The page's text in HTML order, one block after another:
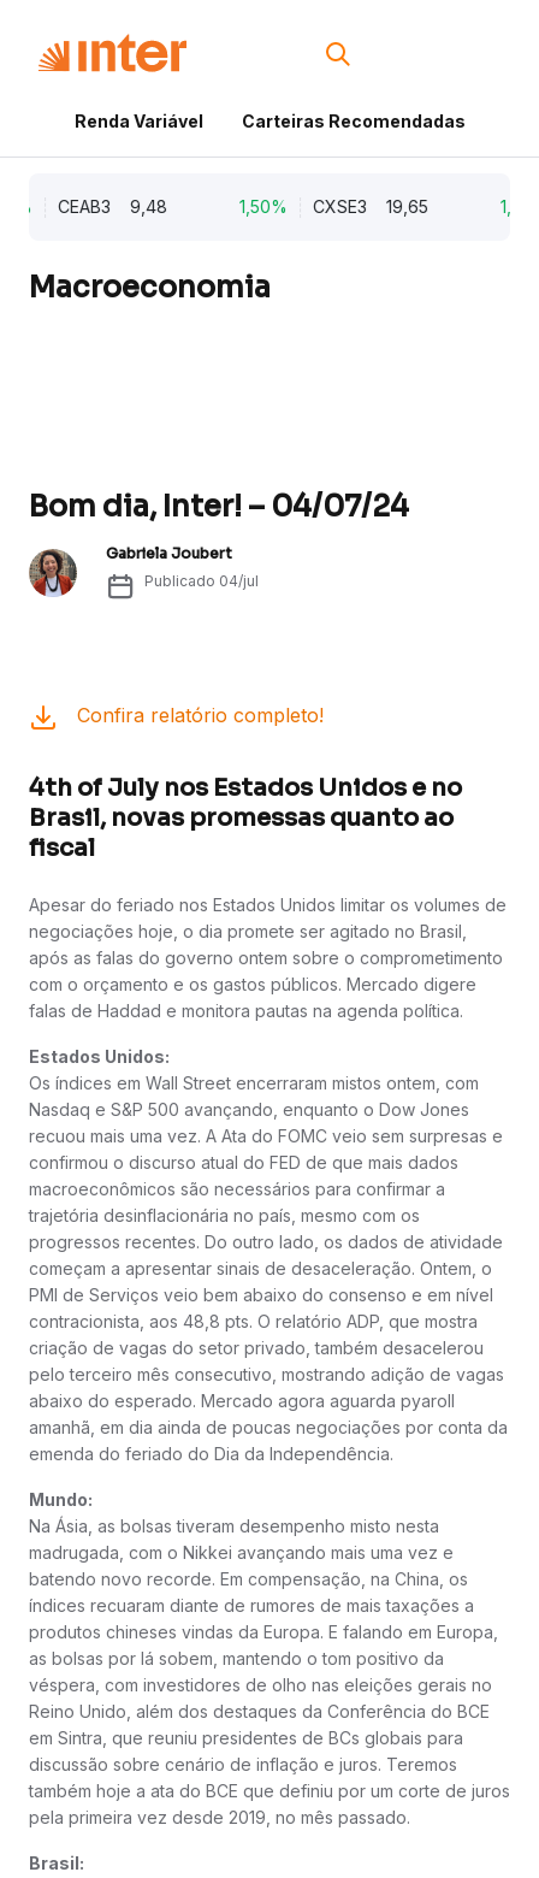
Renda Variável Carteiras Recomendadas
CEAB3 9,48 1,50% CXSE3 19,65 1,03%
Macroeconomia
Bom dia, Inter! – 04/07/24
Gabriela Joubert
Publicado 04/jul
Confira relatório completo!
4th of July nos Estados Unidos e no
Brasil, novas promessas quanto ao
fiscal
Apesar do feriado nos Estados Unidos limitar os volumes de
negociações hoje, o dia promete ser agitado no Brasil,
após as falas do governo ontem sobre o comprometimento
com o orçamento e os gastos públicos. Mercado digere
falas de Haddad e monitora pautas na agenda política.
Estados Unidos:
Os índices em Wall Street encerraram mistos ontem, com
Nasdaq e S&P 500 avançando, enquanto o Dow Jones
recuou mais uma vez. A Ata do FOMC veio sem surpresas e
confirmou o discurso atual do FED de que mais dados
macroeconômicos são necessários para confirmar a
trajetória desinflacionária no país, mesmo com os
progressos recentes. Do outro lado, os dados de atividade
começam a apresentar sinais de desaceleração. Ontem, o
PMI de Serviços veio bem abaixo do consenso e em nível
contracionista, aos 48,8 pts. O relatório ADP, que mostra
criação de vagas do setor privado, também desacelerou
pelo terceiro mês consecutivo, mostrando adição de vagas
abaixo do esperado. Mercado agora aguarda pyaroll
amanhã, em dia ainda de poucas negociações por conta da
emenda do feriado do Dia da Independência.
Mundo:
Na Ásia, as bolsas tiveram desempenho misto nesta
madrugada, com o Nikkei avançando mais uma vez e
batendo novo recorde. Em compensação, na China, os
índices recuaram diante de rumores de mais taxações a
produtos chineses vindas da Europa. E falando em Europa,
as bolsas por lá sobem, mantendo o tom positivo da
véspera, com investidores de olho nas eleições gerais no
Reino Unido, além dos destaques da Conferência do BCE
em Sintra, que reuniu presidentes de BCs globais para
discussão sobre cenário de inflação e juros. Teremos
também hoje a ata do BCE que definiu por um corte de juros
pela primeira vez desde 2019, no mês passado.
Brasil: